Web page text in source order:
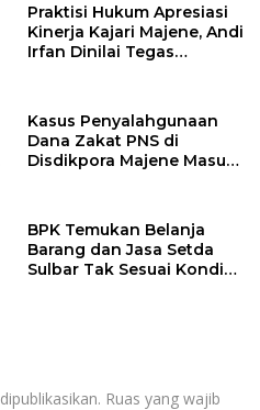
Praktisi Hukum Apresiasi
Kinerja Kajari Majene, Andi
Irfan Dinilai Tegas
Kasus Penyalahgunaan
Dana Zakat PNS di
Disdikpora Majene Masuk
Tersangkanya?
BPK Temukan Belanja
Barang dan Jasa Setda
Sulbar Tak Sesuai Kondisi
Ruas yang wajib